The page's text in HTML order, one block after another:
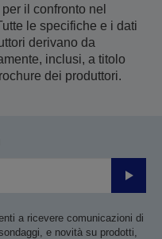
il confronto nel
le specifiche e i dati
derivano da
inclusi, a titolo
dei produttori.
Invia
a ricevere comunicazioni di
e novità su prodotti,